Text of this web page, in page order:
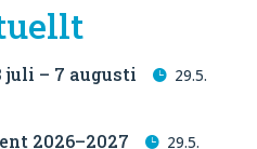
juli – 7 augusti
29.5.
2026–2027
29.5.